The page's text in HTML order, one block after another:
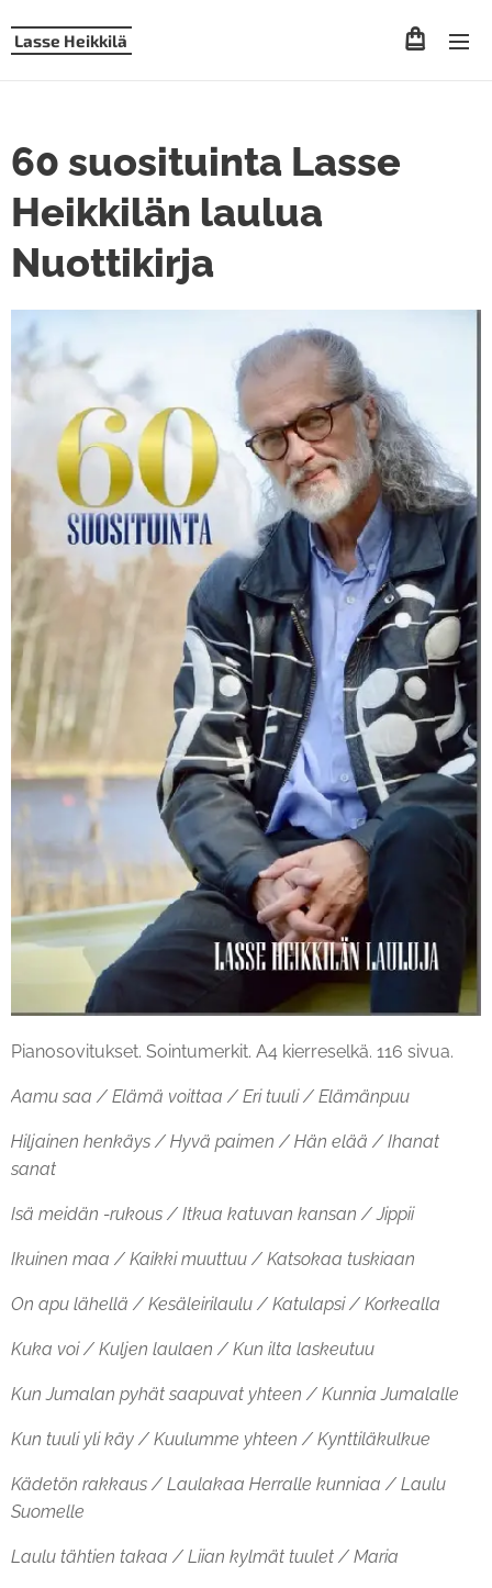
Lasse Heikkilä
60 suosituinta Lasse
Heikkilän laulua
Nuottikirja
Pianosovitukset. Sointumerkit. A4 kierreselkä. 116 sivua.
Aamu saa / Elämä voittaa / Eri tuuli / Elämänpuu
Hiljainen henkäys / Hyvä paimen / Hän elää / Ihanat
sanat
Isä meidän -rukous / Itkua katuvan kansan / Jippii
Ikuinen maa / Kaikki muuttuu / Katsokaa tuskiaan
On apu lähellä / Kesäleirilaulu / Katulapsi / Korkealla
Kuka voi / Kuljen laulaen / Kun ilta laskeutuu
Kun Jumalan pyhät saapuvat yhteen / Kunnia Jumalalle
Kun tuuli yli käy / Kuulumme yhteen / Kynttiläkulkue
Kädetön rakkaus / Laulakaa Herralle kunniaa / Laulu
Suomelle
Laulu tähtien takaa / Liian kylmät tuulet / Maria